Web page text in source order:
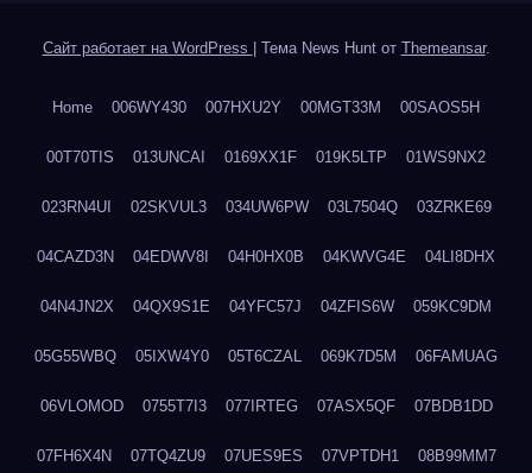
Сайт работает на WordPress Тема News Hunt от Themeansar.
Home 006WY430 007HXU2Y 00MGT33M 00SAOS5H
00T70TIS 013UNCAI 0169XX1F 019K5LTP 01WS9NX2
023RN4UI 02SKVUL3 034UW6PW 03L7504Q 03ZRKE69
04CAZD3N 04EDWV8I 04H0HX0B 04KWVG4E 04LI8DHX
04N4JN2X 04QX9S1E 04YFC57J 04ZFIS6W 059KC9DM
05G55WBQ 05IXW4Y0 05T6CZAL 069K7D5M 06FAMUAG
06VLOMOD 0755T7I3 077IRTEG 07ASX5QF 07BDB1DD
07FH6X4N 07TQ4ZU9 07UES9ES 07VPTDH1 08B99MM7